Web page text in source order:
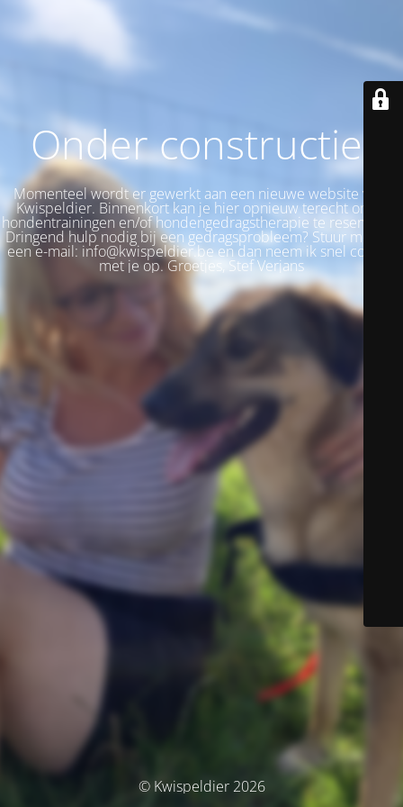
Onder constructie!
Momenteel wordt er gewerkt aan een nieuwe website voor
Kwispeldier. Binnenkort kan je hier opnieuw terecht om je
hondentrainingen en/of hondengedragstherapie te reserveren.
Dringend hulp nodig bij een gedragsprobleem? Stuur me dan
een e-mail: info@kwispeldier.be en dan neem ik snel contact
met je op. Groetjes, Stef Verjans
© Kwispeldier 2026